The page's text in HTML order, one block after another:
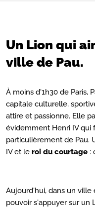
Un Lion qui
ville de Pau.
À moins d'1h30 de Paris,
capitale culturelle,
attire et passionne. Elle
évidemment Henri IV qui
particulièrement de Pau.
IV et le roi du courtage :
Aujourd'hui, dans un
pouvoir s'appuyer sur